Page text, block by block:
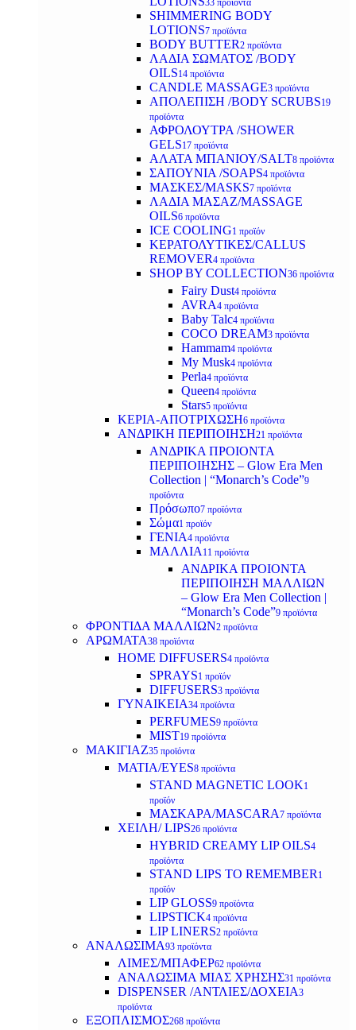
33 προϊόντα
SHIMMERING BODY
LOTIONS7 προϊόντα
BODY BUTTER2 προϊόντα
ΛΑΔΙΑ ΣΩΜΑΤΟΣ /BODY
OILS14 προϊόντα
CANDLE MASSAGE3 προϊόντα
ΑΠΟΛΕΠΙΣΗ /BODY SCRUBS19
προϊόντα
ΑΦΡΟΛΟΥΤΡΑ /SHOWER
GELS17 προϊόντα
ΑΛΑΤΑ ΜΠΑΝΙΟΥ/SALT8 προϊόντα
ΣΑΠΟΥΝΙΑ /SOAPS4 προϊόντα
ΜΑΣΚΕΣ/MASKS7 προϊόντα
ΛΑΔΙΑ ΜΑΣΑΖ/MASSAGE
OILS6 προϊόντα
ICE COOLING1 προϊόν
ΚΕΡΑΤΟΛΥΤΙΚΕΣ/CALLUS
REMOVER4 προϊόντα
SHOP BY COLLECTION36 προϊόντα
Fairy Dust4 προϊόντα
AVRA4 προϊόντα
Baby Talc4 προϊόντα
COCO DREAM3 προϊόντα
Hammam4 προϊόντα
My Musk4 προϊόντα
Perla4 προϊόντα
Queen4 προϊόντα
Stars5 προϊόντα
ΚΕΡΙΑ-ΑΠΟΤΡΙΧΩΣΗ6 προϊόντα
ΑΝΔΡΙΚΗ ΠΕΡΙΠΟΙΗΣΗ21 προϊόντα
ΑΝΔΡΙΚΑ ΠΡΟΙΟΝΤΑ
ΠΕΡΙΠΟΙΗΣΗΣ – Glow Era Men
Collection | “Monarch’s Code”9
προϊόντα
Πρόσωπο7 προϊόντα
Σώμα1 προϊόν
ΓΕΝΙΑ4 προϊόντα
ΜΑΛΛΙΑ 11 προϊόντα
ΑΝΔΡΙΚΑ ΠΡΟΙΟΝΤΑ
ΠΕΡΙΠΟΙΗΣΗ ΜΑΛΛΙΩΝ
– Glow Era Men Collection |
“Monarch’s Code”9 προϊόντα
ΦΡΟΝΤΙΔΑ ΜΑΛΛΙΩΝ2 προϊόντα
ΑΡΩΜΑΤΑ38 προϊόντα
HOME DIFFUSERS4 προϊόντα
SPRAYS1 προϊόν
DIFFUSERS3 προϊόντα
ΓΥΝΑΙΚΕΙΑ34 προϊόντα
PERFUMES9 προϊόντα
MIST19 προϊόντα
ΜΑΚΙΓΙΑΖ35 προϊόντα
ΜΑΤΙΑ/EYES8 προϊόντα
STAND MAGNETIC LOOK1
προϊόν
ΜΑΣΚΑΡΑ/MASCARA7 προϊόντα
ΧΕΙΛΗ/ LIPS26 προϊόντα
HYBRID CREAMY LIP OILS4
προϊόντα
STAND LIPS TO REMEMBER 1
προϊόν
LIP GLOSS9 προϊόντα
LIPSTICK4 προϊόντα
LIP LINERS2 προϊόντα
ΑΝΑΛΩΣΙΜΑ93 προϊόντα
ΛΙΜΕΣ/ΜΠΑΦΕΡ62 προϊόντα
ΑΝΑΛΩΣΙΜΑ ΜΙΑΣ ΧΡΗΣΗΣ31 προϊόντα
DISPENSER /ΑΝΤΛΙΕΣ/ΔΟΧΕΙΑ3
προϊόντα
ΕΞΟΠΛΙΣΜΟΣ268 προϊόντα